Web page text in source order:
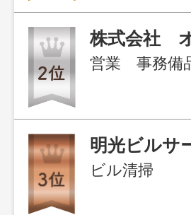
株式会社
明光ビル
ビル清掃